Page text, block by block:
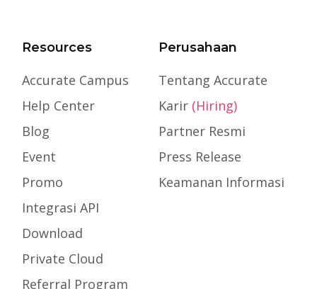
Resources
Accurate Campus
Help Center
Blog
Event
Promo
Integrasi API
Download
Private Cloud
Referral Program
Perusahaan
Tentang Accurate
Karir (Hiring)
Partner Resmi
Press Release
Keamanan Informasi